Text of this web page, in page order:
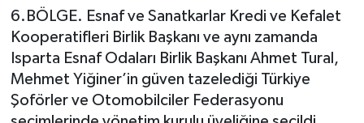
6.BÖLGE. Esnaf ve Sanatkarlar Kredi ve Kefalet
Kooperatifleri Birlik Başkanı ve aynı zamanda
Isparta Esnaf Odaları Birlik Başkanı Ahmet Tural,
Mehmet Yiğiner’in güven tazelediği Türkiye
Şoförler ve Otomobilciler Federasyonu